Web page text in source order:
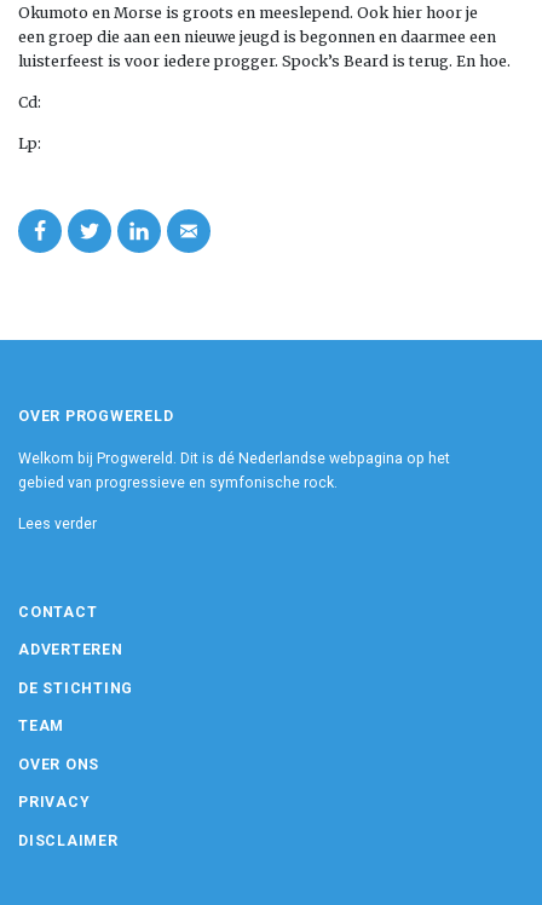
Okumoto en Morse is groots en meeslepend. Ook hier hoor je
een groep die aan een nieuwe jeugd is begonnen en daarmee een
luisterfeest is voor iedere progger. Spock’s Beard is terug. En hoe.
Cd:
Lp:
OVER PROGWERELD
Welkom bij Progwereld. Dit is dé Nederlandse webpagina op het
gebied van progressieve en symfonische rock.
Lees verder
CONTACT
ADVERTEREN
DE STICHTING
TEAM
OVER ONS
PRIVACY
DISCLAIMER